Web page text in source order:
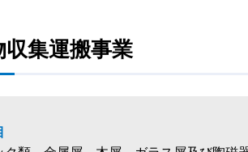
収集運搬事業